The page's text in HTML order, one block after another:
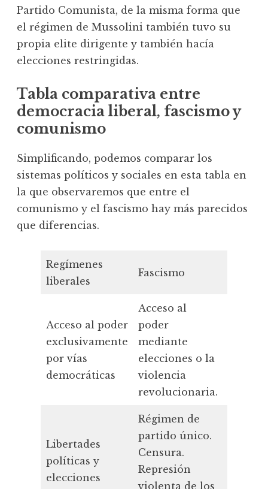
Partido Comunista, de la misma forma que
el régimen de Mussolini también tuvo su
propia elite dirigente y también hacía
elecciones restringidas.
Tabla comparativa entre
democracia liberal, fascismo y
comunismo
Simplificando, podemos comparar los
sistemas políticos y sociales en esta tabla en
la que observaremos que entre el
comunismo y el fascismo hay más parecidos
que diferencias.
Regímenes
liberales
Fascismo
Acceso al poder
exclusivamente
por vías
democráticas
Acceso al
poder
mediante
elecciones o la
violencia
revolucionaria.
Libertades
políticas y
elecciones
Régimen de
partido único.
Censura.
Represión
violenta de los